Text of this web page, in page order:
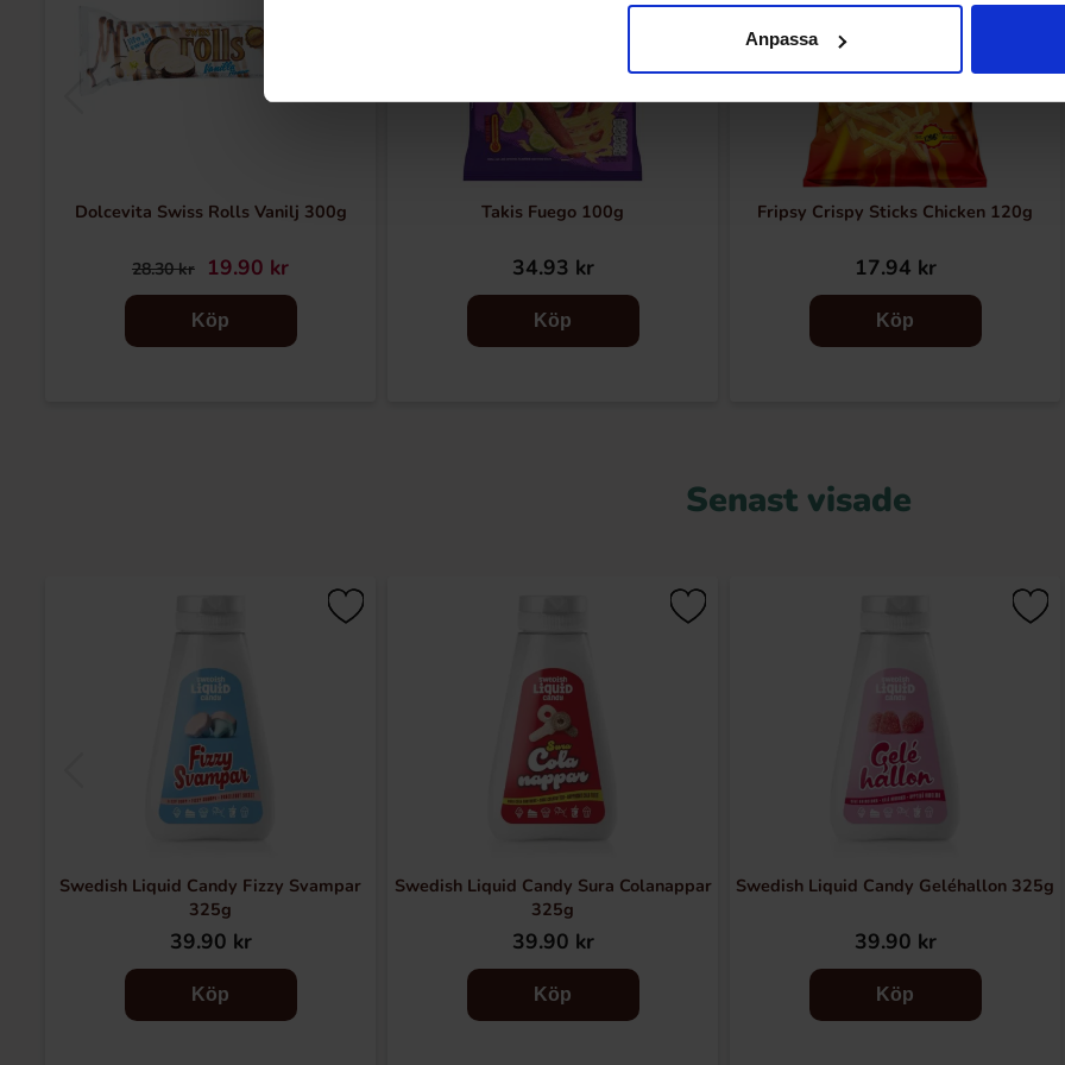
Anpassa
Dolcevita Swiss Rolls Vanilj 300g
28.30 kr 19.90 kr
Köp
Takis Fuego 100g
34.93 kr
Köp
Fripsy Crispy Sticks Chicken 120g
17.94 kr
Köp
Senast visade
Swedish Liquid Candy Fizzy Svampar
325g
39.90 kr
Köp
Swedish Liquid Candy Sura Colanappar
325g
39.90 kr
Köp
Swedish Liquid Candy Geléhallon 325g
39.90 kr
Köp